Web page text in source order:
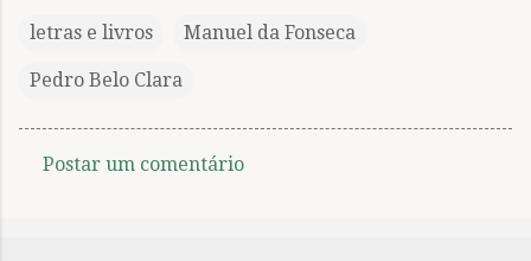
letras e livros Manuel da Fonseca
Pedro Belo Clara
Postar um comentário